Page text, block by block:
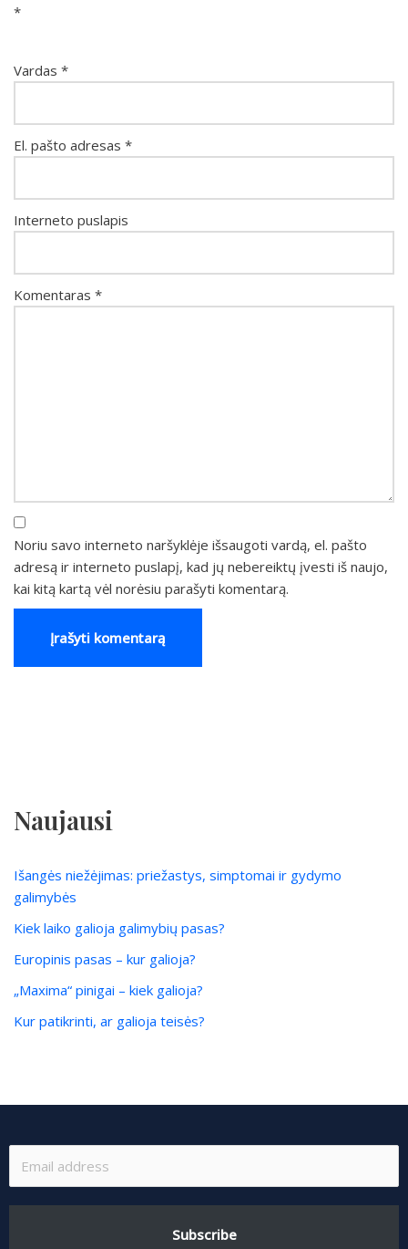
*
Vardas *
El. pašto adresas *
Interneto puslapis
Komentaras *
Noriu savo interneto naršyklėje išsaugoti vardą, el. pašto
adresą ir interneto puslapį, kad jų nebereiktų įvesti iš naujo,
kai kitą kartą vėl norėsiu parašyti komentarą.
Naujausi
Išangės niežėjimas: priežastys, simptomai ir gydymo
galimybės
Kiek laiko galioja galimybių pasas?
Europinis pasas – kur galioja?
„Maxima“ pinigai – kiek galioja?
Kur patikrinti, ar galioja teisės?
Subscribe